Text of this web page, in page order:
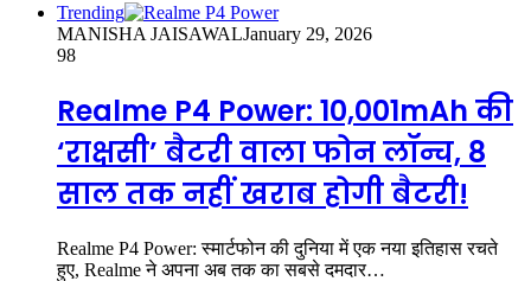
Trending
MANISHA JAISAWALJanuary 29, 2026
98
Realme P4 Power: 10,001mAh की
‘राक्षसी’ बैटरी वाला फोन लॉन्च, 8
साल तक नहीं खराब होगी बैटरी!
Realme P4 Power: स्मार्टफोन की दुनिया में एक नया इतिहास रचते
हुए, Realme ने अपना अब तक का सबसे दमदार…